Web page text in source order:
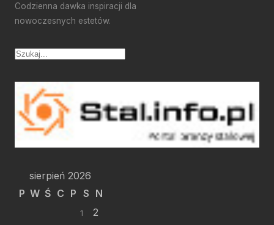
Codzienna dawka inspiracji dla
nowoczesnych estetów.
sierpień 2026
P W Ś C P S N
1
2